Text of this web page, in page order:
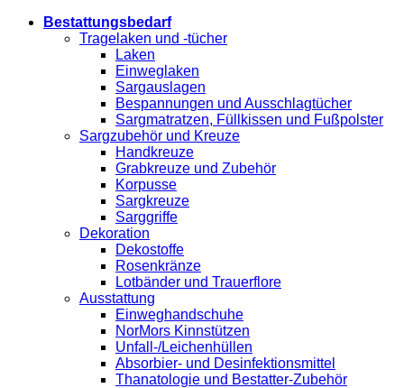
Bestattungsbedarf
Tragelaken und -tücher
Laken
Einweglaken
Sargauslagen
Bespannungen und Ausschlagtücher
Sargmatratzen, Füllkissen und Fußpolster
Sargzubehör und Kreuze
Handkreuze
Grabkreuze und Zubehör
Korpusse
Sargkreuze
Sarggriffe
Dekoration
Dekostoffe
Rosenkränze
Lotbänder und Trauerflore
Ausstattung
Einweghandschuhe
NorMors Kinnstützen
Unfall-/Leichenhüllen
Absorbier- und Desinfektionsmittel
Thanatologie und Bestatter-Zubehör